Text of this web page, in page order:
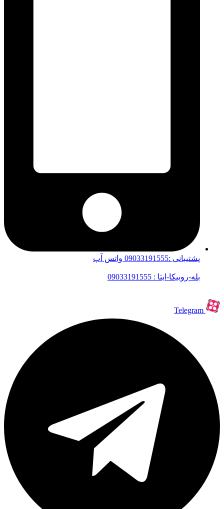
پشتیبانی :09033191555 واتس آپ
بله-روبیکا-ایتا : 09033191555
Telegram